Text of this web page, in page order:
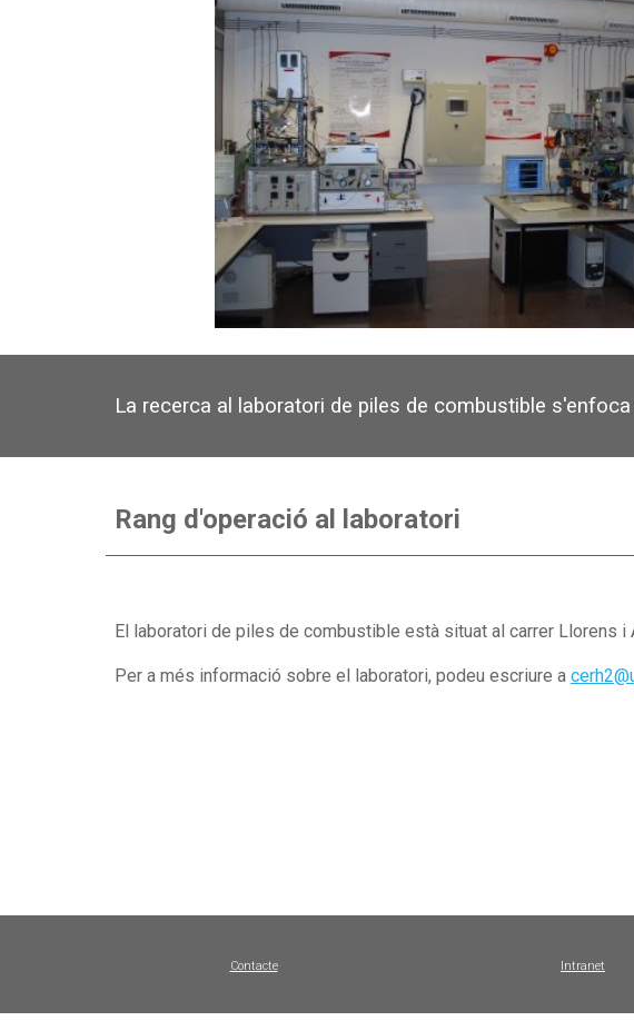
La recerca al laboratori de piles de combustible
Rang d'operació al laboratori
El laboratori de piles de combustible està situat al carrer Llorens i
Per a més informació sobre el laboratori, podeu escriure a
Contacte Intranet